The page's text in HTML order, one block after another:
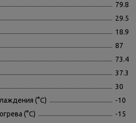
79.8
29.5
18.9
87
73.4
37.3
30
(°C)
-10
(°C)
-15